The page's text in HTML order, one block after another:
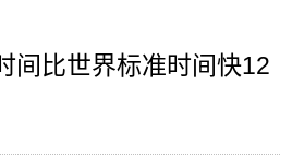
间比世界标准时间快12